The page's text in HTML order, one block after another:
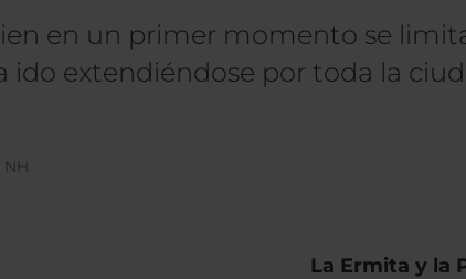
en un primer momento se
ido extendiéndose por toda la
NH
La Ermita y la